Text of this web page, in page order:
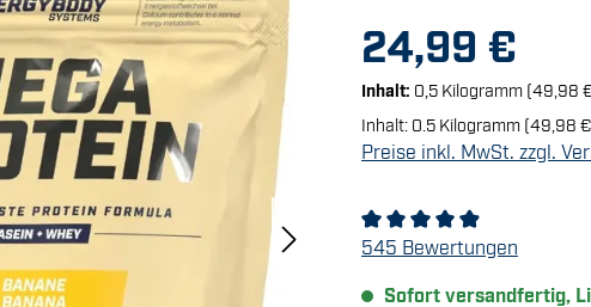
24,99 €
Inhalt: 0,5 Kilogramm (49,98
Inhalt: 0.5 Kilogramm (49,98
Preise inkl. MwSt. zzgl.
Durchschnittliche
545 Bewertungen
Sofort versandfertig,